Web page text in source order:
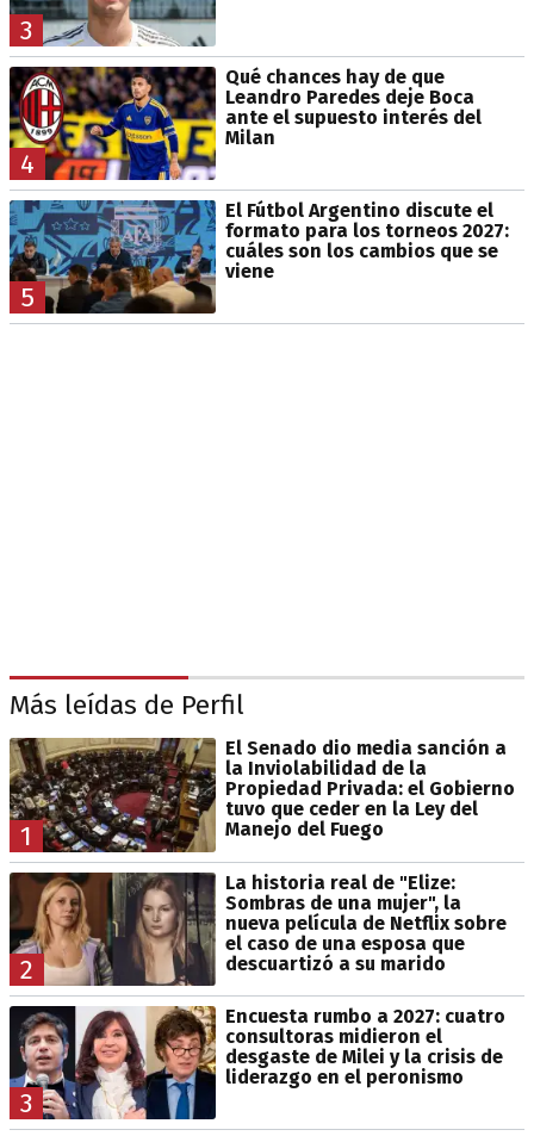
3
4
Qué chances hay de que
Leandro Paredes deje Boca
ante el supuesto interés del
Milan
5
El Fútbol Argentino discute el
formato para los torneos 2027:
cuáles son los cambios que se
viene
Más leídas de Perfil
1
El Senado dio media sanción a
la Inviolabilidad de la
Propiedad Privada: el Gobierno
tuvo que ceder en la Ley del
Manejo del Fuego
2
La historia real de "Elize:
Sombras de una mujer", la
nueva película de Netflix sobre
el caso de una esposa que
descuartizó a su marido
3
Encuesta rumbo a 2027: cuatro
consultoras midieron el
desgaste de Milei y la crisis de
liderazgo en el peronismo